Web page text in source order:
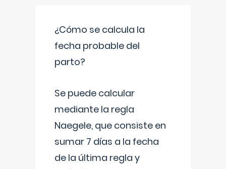
¿Cómo se calcula la
fecha probable del
parto?
Se puede calcular
mediante la regla
Naegele, que consiste en
sumar 7 días a la fecha
de la última regla y